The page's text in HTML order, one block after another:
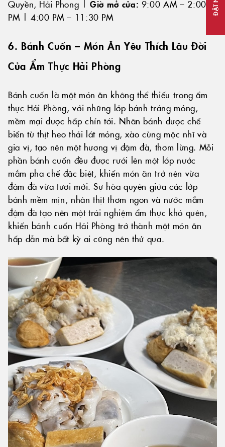
Quyền, Hải Phong |Giờ mở cửa: 9:00 AM – 2:00
PM | 4:00 PM – 11:30 PM
6. Bánh Cuốn – Món Ăn Yêu Thích Lâu Đời
Của Ẩm Thực Hải Phòng
Bánh cuốn là một món ăn không thể thiếu trong ẩm
thực Hải Phòng, với những lớp bánh tráng mỏng,
mềm mại được hấp chín tới. Nhân bánh được chế
biến từ thịt heo thái lát mỏng, xào cùng mộc nhĩ và
gia vị, tạo nên một hương vị đậm đà, thơm lừng. Mỗi
phần bánh cuốn đều được rưới lên một lớp nước
mắm pha chế đặc biệt, khiến món ăn trở nên vừa
đậm đà vừa tươi mới. Sự hòa quyện giữa các lớp
bánh mềm mịn, nhân thịt thơm ngon và nước mắm
đậm đà tạo nên một trải nghiệm ẩm thực khó quên,
khiến bánh cuốn Hải Phòng trở thành một món ăn
hấp dẫn mà bất kỳ ai cũng nên thử qua.